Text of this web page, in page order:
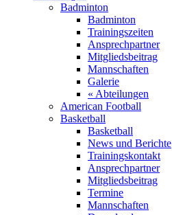
Badminton
Badminton
Trainingszeiten
Ansprechpartner
Mitgliedsbeitrag
Mannschaften
Galerie
« Abteilungen
American Football
Basketball
Basketball
News und Berichte
Trainingskontakt
Ansprechpartner
Mitgliedsbeitrag
Termine
Mannschaften